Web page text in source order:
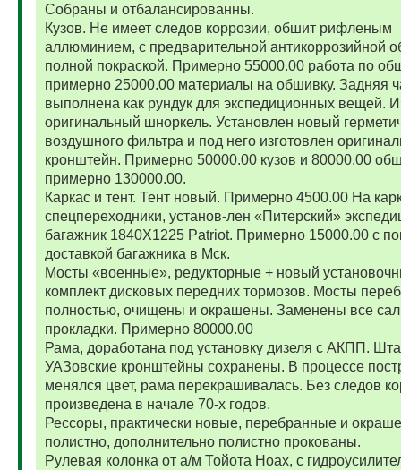
Собраны и отбалансированны.
Кузов. Не имеет следов коррозии, обшит рифленым
аллюминием, с предварительной антикоррозийной
полной покраской. Примерно 55000.00 работа по
примерно 25000.00 материалы на обшивку. Задняя
выполнена как рундук для экспедиционных вещей.
оригинальный шноркель. Установлен новый
воздушного фильтра и под него изготовлен
кронштейн. Примерно 50000.00 кузов и 80000.00
примерно 130000.00.
Каркас и тент. Тент новый. Примерно 4500.00 На
спецпереходники, установ-лен «Питерский»
багажник 1840Х1225 Patriot. Примерно 15000.00 с
доставкой багажника в Мск.
Мосты «военные», редукторные + новый
комплект дисковых передних тормозов. Мосты
полностью, очищены и окрашены. Заменены все
прокладки. Примерно 80000.00
Рама, доработана под установку дизеля с АКПП.
УАЗовские кронштейны сохранены. В процессе
менялся цвет, рама перекрашивалась. Без следов
произведена в начале 70-х годов.
Рессоры, практически новые, перебранные и
полистно, дополнительно полистно прокованы.
Рулевая колонка от а/м Тойота Ноах, с